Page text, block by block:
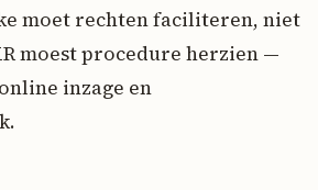
moet rechten faciliteren, niet
moest procedure herzien —
inzage en